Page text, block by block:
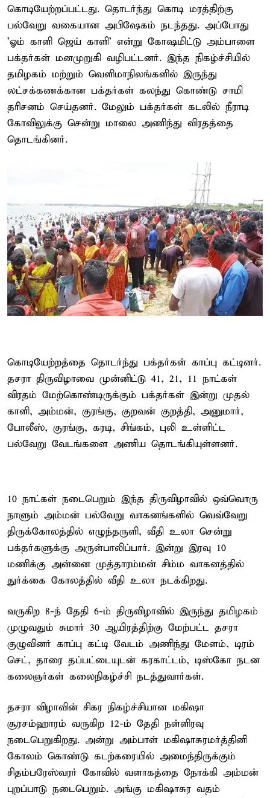
கொடியேற்றப்பட்டது. தொடர்ந்து கொடி மரத்திற்கு
பல்வேறு வகையான அபிஷேகம் நடந்தது. அப்போது
'ஓம் காளி ஜெய் காளி' என்று கோஷமிட்டு அம்பாளை
பக்தர்கள் மனமுறுகி வழிபட்டனர். இந்த நிகழ்ச்சியில்
தமிழகம் மற்றும் வெளிமாநிலங்களில் இருந்து
லட்சக்கணக்கான பக்தர்கள் கலந்து கொண்டு சாமி
தரிசனம் செய்தனர். மேலும் பக்தர்கள் கடலில் நீராடி
கோவிலுக்கு சென்று மாலை அணிந்து விரதத்தை
தொடங்கினர்.
கொடியேற்றத்தை தொடர்ந்து பக்தர்கள் காப்பு கட்டினர்.
தசரா திருவிழாவை முன்னிட்டு 41, 21, 11 நாட்கள்
விரதம் மேற்கொண்டிருக்கும் பக்தர்கள் இன்று முதல்
காளி, அம்மன், குரங்கு, குறவன் குறத்தி, அனுமார்,
போலீஸ், குரங்கு, கரடி, சிங்கம், புலி உள்ளிட்ட
பல்வேறு வேடங்களை அணிய தொடங்கியுள்ளனர்.
10 நாட்கள் நடைபெறும் இந்த திருவிழாவில் ஒவ்வொரு
நாளும் அம்மன் பல்வேறு வாகனங்களில் வெவ்வேறு
திருக்கோலத்தில் எழுந்தருளி, வீதி உலா சென்று
பக்தர்களுக்கு அருள்பாலிப்பார். இன்று இரவு 10
மணிக்கு அன்னை முத்தாரம்மன் சிம்ம வாகனத்தில்
துர்க்கை கோலத்தில் வீதி உலா நடக்கிறது.
வருகிற 8-ந் தேதி 6-ம் திருவிழாவில் இருந்து தமிழகம்
முழுவதும் சுமார் 30 ஆயிரத்திற்கு மேற்பட்ட தசரா
குழுவினர் காப்பு கட்டி வேடம் அணிந்து மேளம், டிரம்
செட், தாரை தப்பட்டையுடன் கரகாட்டம், டிஸ்கோ நடன
கலைஞர்கள் கலைநிகழ்ச்சி நடத்துவார்கள்.
தசரா விழாவின் சிகர நிகழ்ச்சியான மகிஷா
சூரசம்ஹாரம் வருகிற 12-ம் தேதி நள்ளிரவு
நடைபெறுகிறது. அன்று அம்பாள் மகிஷாசுரமர்த்தினி
கோலம் கொண்டு கடற்கரையில் அமைந்திருக்கும்
சிதம்பரேஸ்வரர் கோவில் வளாகத்தை நோக்கி அம்மன்
புறப்பாடு நடைபெறும். அங்கு மகிஷாசுர வதம்